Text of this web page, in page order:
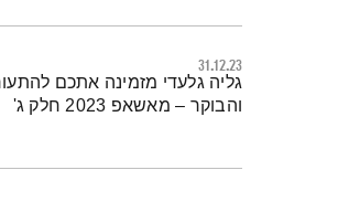
31.12.23
תמצית הפודקאסט
גליה גלעדי מזמינה אתכם
והבוקר – מאשאפ 2023 חלק ג'